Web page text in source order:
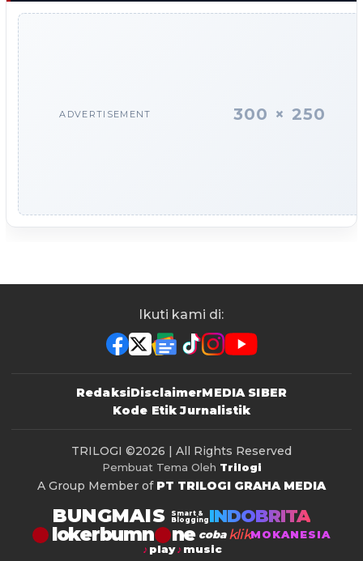
ADVERTISEMENT 300 × 250
Ikuti kami di:
RedaksiDisclaimerMEDIA SIBER
Kode Etik Jurnalistik
TRILOGI ©2026 | All Rights Reserved
Pembuat Tema Oleh Trilogi
A Group Member of PT TRILOGI GRAHA MEDIA
BUNGMAIS
Smart &
Blogging INDOBRITA
lokerbumn coba klikMOKANESIA
play
music